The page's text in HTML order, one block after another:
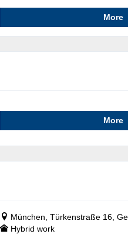
More
More
München, Türkenstraße 16,
Hybrid work